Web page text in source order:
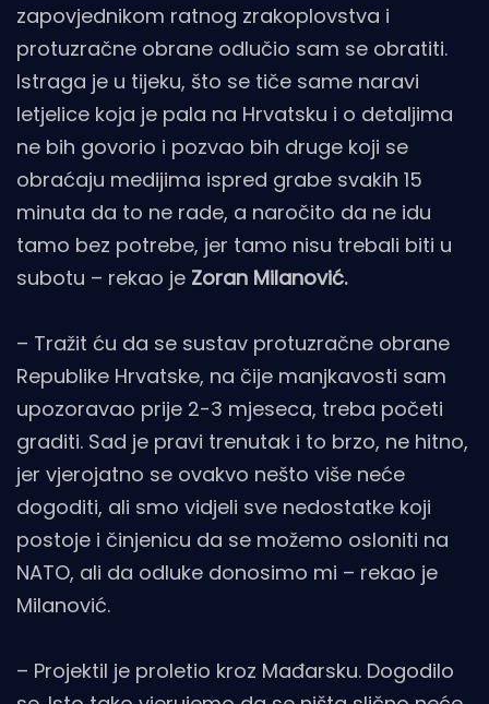
zapovjednikom ratnog zrakoplovstva i
protuzračne obrane odlučio sam se obratiti.
Istraga je u tijeku, što se tiče same naravi
letjelice koja je pala na Hrvatsku i o detaljima
ne bih govorio i pozvao bih druge koji se
obraćaju medijima ispred grabe svakih 15
minuta da to ne rade, a naročito da ne idu
tamo bez potrebe, jer tamo nisu trebali biti u
subotu – rekao je Zoran Milanović.
– Tražit ću da se sustav protuzračne obrane
Republike Hrvatske, na čije manjkavosti sam
upozoravao prije 2-3 mjeseca, treba početi
graditi. Sad je pravi trenutak i to brzo, ne hitno,
jer vjerojatno se ovakvo nešto više neće
dogoditi, ali smo vidjeli sve nedostatke koji
postoje i činjenicu da se možemo osloniti na
NATO, ali da odluke donosimo mi – rekao je
Milanović.
– Projektil je proletio kroz Mađarsku. Dogodilo